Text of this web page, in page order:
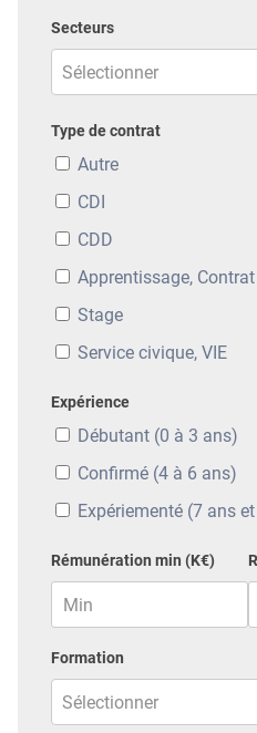
Secteurs
Type de contrat
Autre
CDI
CDD
Apprentissage,
Stage
Service civique, VIE
Expérience
Débutant (0 à 3 ans)
Confirmé (4 à 6 ans)
Expériementé (7 ans
Rémunération min (K€)
Formation